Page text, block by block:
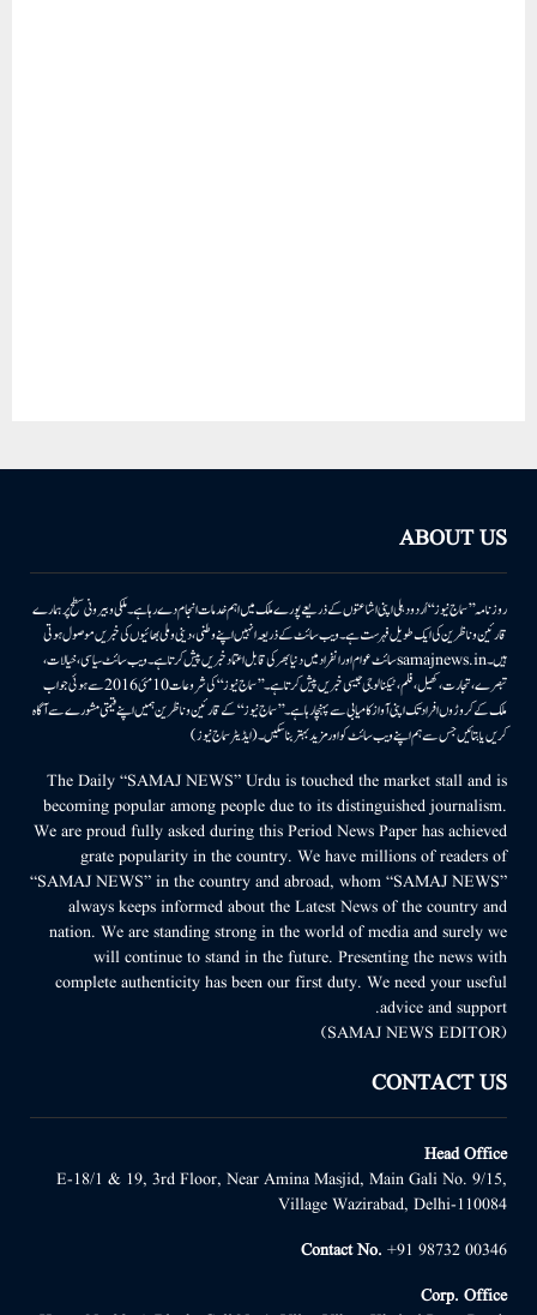
ABOUT US
روزنامہ ’’سماج نیوز‘‘ اُردو دہلی اپنی اشاعتوں کے ذریعے پورے ملک میں اہم خدمات انجام دے رہا ہے۔ ملکی وبیرونی سطح پر ہمارے
قارئین وناظرین کی ایک طویل فہرست ہے۔ ویب سائٹ کے ذریعہ انہیں اپنے وطنی، دینی وملی بھائیوں کی خبریں موصول ہوتی
ہیں۔samajnews.inسائٹ عوام اور انفراد میں دنیا بھر کی قابل اعتماد خبریں پیش کرتا ہے۔ ویب سائٹ سیاسی، خیالات،
تبصرے، تجارت، کھیل، فلم، ٹیکنالوجی جیسی خبریں پیش کرتا ہے۔ ’’سماج نیوز‘‘ کی شروعات 10مئی 2016 سے ہوئی جو اب
ملک کے کروڑوں افراد تک اپنی آواز کامیابی سے پہنچا رہا ہے۔ ’’سماج نیوز‘‘ کے قارئین وناظرین ہمیں اپنے قیمتی مشورے سے آگاہ
کریں یا بتائیں جس سے ہم اپنے ویب سائٹ کو اور مزید بہتر بناسکیں۔ (ایڈیٹر سماج نیوز)
The Daily “SAMAJ NEWS” Urdu is touched the market stall and is
becoming popular among people due to its distinguished journalism.
We are proud fully asked during this Period News Paper has achieved
grate popularity in the country. We have millions of readers of
“SAMAJ NEWS” in the country and abroad, whom “SAMAJ NEWS”
always keeps informed about the Latest News of the country and
nation. We are standing strong in the world of media and surely we
will continue to stand in the future. Presenting the news with
complete authenticity has been our first duty. We need your useful
advice and support.
(SAMAJ NEWS EDITOR)
CONTACT US
Head Office
E-18/1 & 19, 3rd Floor, Near Amina Masjid, Main Gali No. 9/15,
Village Wazirabad, Delhi-110084
Contact No. +91 98732 00346
Corp. Office